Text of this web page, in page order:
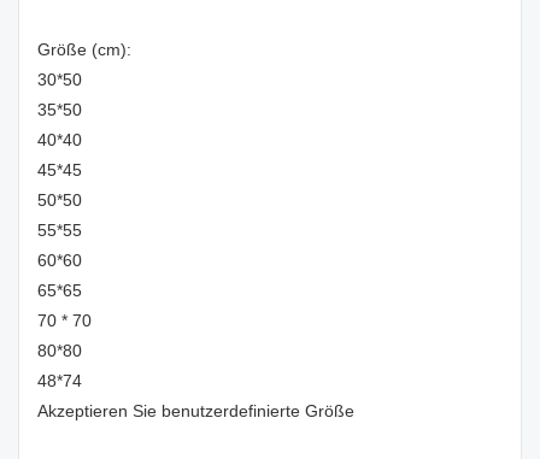
Größe (cm):
30*50
35*50
40*40
45*45
50*50
55*55
60*60
65*65
70 * 70
80*80
48*74
Akzeptieren Sie benutzerdefinierte Größe